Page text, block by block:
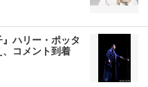
ハリー・ポッタ
コメント到着